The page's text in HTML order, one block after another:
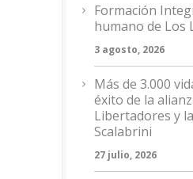
Formación
humano de Los
3 agosto, 2026
Más de 3.000
éxito de la
Libertadores y
Scalabrini
27 julio, 2026